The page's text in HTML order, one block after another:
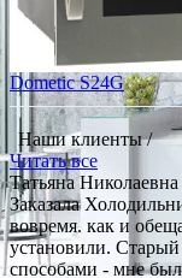
Dometic S24G
Наши клиенты /
Читать все
Татьяна Николаевна
Заказала
вовремя. как и
установили.
способами - мне